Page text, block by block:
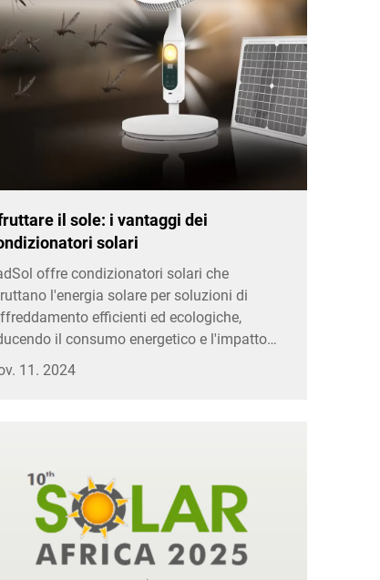
il sole: i vantaggi dei
solari
offre condizionatori solari che
l'energia solare per soluzioni di
efficienti ed ecologiche,
il consumo energetico e l'impatto
11. 2024